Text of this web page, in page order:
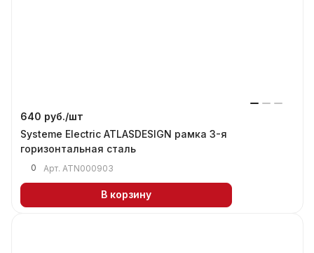
640 руб./шт
Systeme Electric ATLASDESIGN рамка 3-я
горизонтальная сталь
0 Арт. ATN000903
В корзину